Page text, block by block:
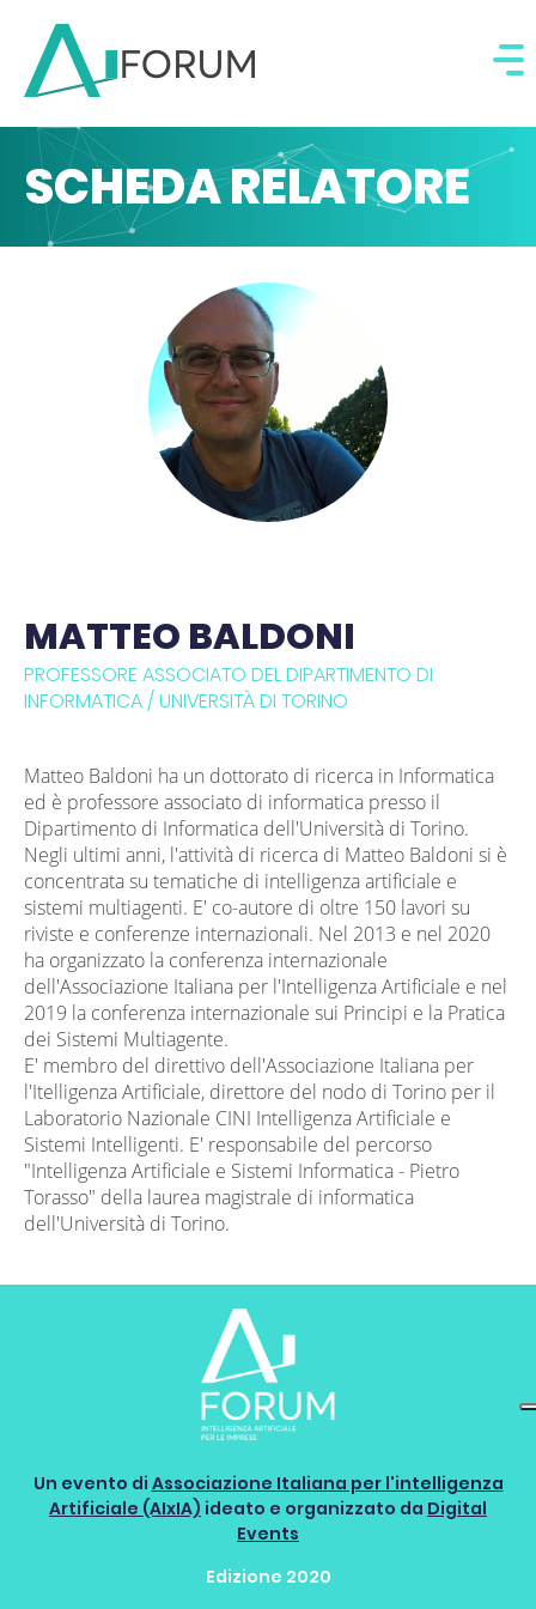
SCHEDA RELATORE
MATTEO BALDONI
PROFESSORE ASSOCIATO DEL DIPARTIMENTO DI
INFORMATICA / UNIVERSITÀ DI TORINO
Matteo Baldoni ha un dottorato di ricerca in Informatica
ed è professore associato di informatica presso il
Dipartimento di Informatica dell'Università di Torino.
Negli ultimi anni, l'attività di ricerca di Matteo Baldoni si è
concentrata su tematiche di intelligenza artificiale e
sistemi multiagenti. E' co-autore di oltre 150 lavori su
riviste e conferenze internazionali. Nel 2013 e nel 2020
ha organizzato la conferenza internazionale
dell'Associazione Italiana per l'Intelligenza Artificiale e nel
2019 la conferenza internazionale sui Principi e la Pratica
dei Sistemi Multiagente.
E' membro del direttivo dell'Associazione Italiana per
l'Itelligenza Artificiale, direttore del nodo di Torino per il
Laboratorio Nazionale CINI Intelligenza Artificiale e
Sistemi Intelligenti. E' responsabile del percorso
"Intelligenza Artificiale e Sistemi Informatica - Pietro
Torasso" della laurea magistrale di informatica
dell'Università di Torino.
Un evento di Associazione Italiana per l'intelligenza
Artificiale (AIxIA) ideato e organizzato da Digital
Events
Edizione 2020